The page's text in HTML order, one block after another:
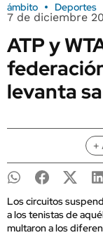
ámbito Deportes
7 de diciembre
ATP y
levanta
+
Los circuitos
a los tenistas de
multaron a los